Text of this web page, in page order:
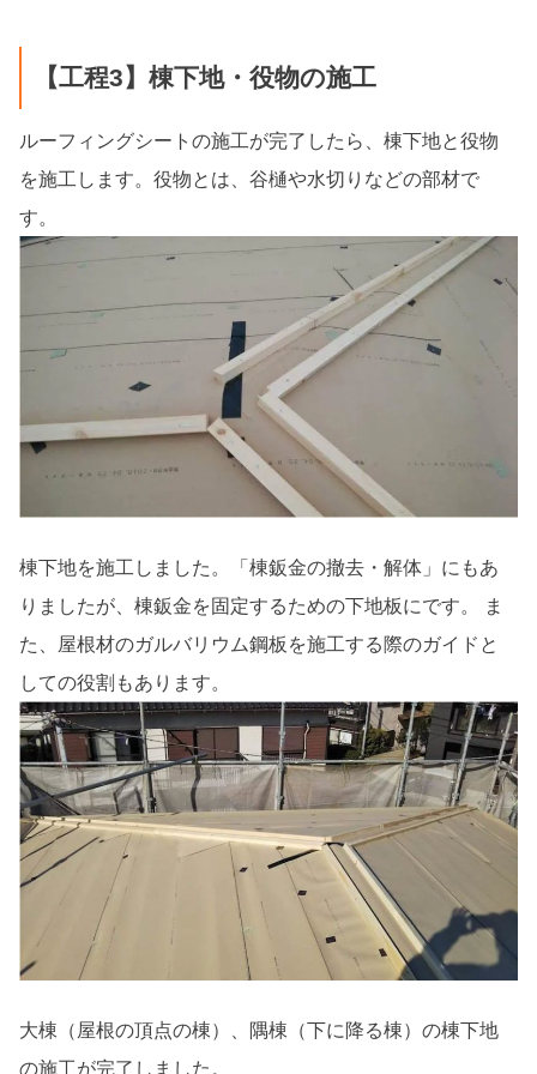
【工程3】棟下地・役物の施工
ルーフィングシートの施工が完了したら、棟下地と役物
を施工します。役物とは、谷樋や水切りなどの部材で
す。
棟下地を施工しました。「棟鈑金の撤去・解体」にもあ
りましたが、棟鈑金を固定するための下地板にです。 ま
た、屋根材のガルバリウム鋼板を施工する際のガイドと
しての役割もあります。
大棟（屋根の頂点の棟）、隅棟（下に降る棟）の棟下地
の施工が完了しました。